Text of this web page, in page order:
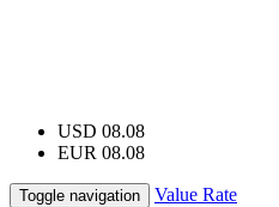
USD 08.08
EUR 08.08
Toggle navigation Value Rate